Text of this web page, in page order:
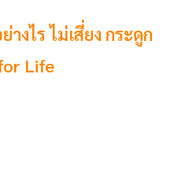
งไร ไม่เสี่ยง กระดูก
Life